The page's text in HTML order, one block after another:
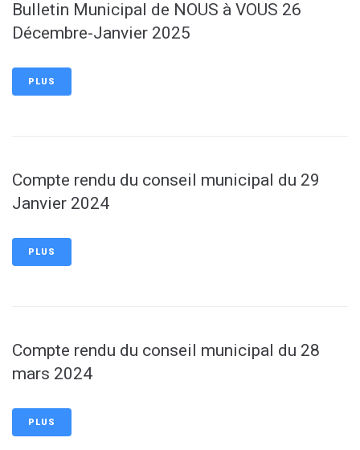
Bulletin Municipal de NOUS à VOUS 26
Décembre-Janvier 2025
PLUS
Compte rendu du conseil municipal du 29
Janvier 2024
PLUS
Compte rendu du conseil municipal du 28
mars 2024
PLUS